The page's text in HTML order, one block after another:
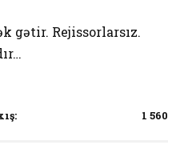
gətir. Rejissorlarsız.
1 560